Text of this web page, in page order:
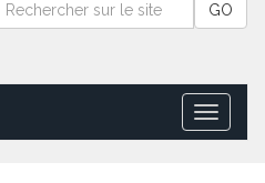
sur
GO
Toggle
navigation